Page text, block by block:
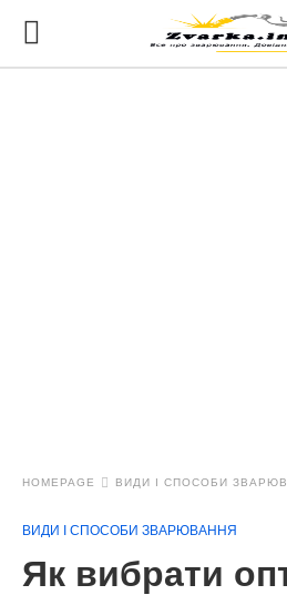
HOMEPAGE ВИДИ І СПОСОБИ
ВИДИ І СПОСОБИ ЗВАРЮВАННЯ
Як вибрати